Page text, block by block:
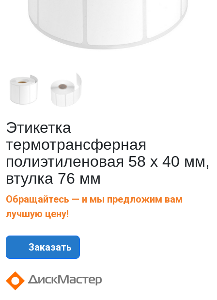
Этикетка
термотрансферная
полиэтиленовая 58 х 40 мм,
втулка 76 мм
Обращайтесь — и мы предложим вам
лучшую цену!
Заказать